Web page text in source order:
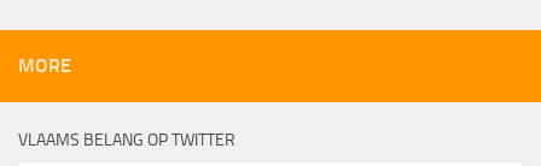
MORE
VLAAMS BELANG OP TWITTER